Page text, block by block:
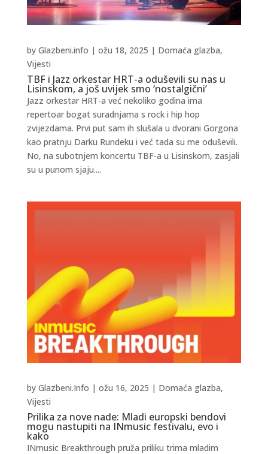
TBF i Jazz orkestar HRT-a oduševili su nas u
Lisinskom, a još uvijek smo ‘nostalgični’
by Glazbeni.info | ožu 18, 2025 | Domaća glazba,
Vijesti
Jazz orkestar HRT-a već nekoliko godina ima
repertoar bogat suradnjama s rock i hip hop
zvijezdama. Prvi put sam ih slušala u dvorani Gorgona
kao pratnju Darku Rundeku i već tada su me oduševili.
No, na subotnjem koncertu TBF-a u Lisinskom, zasjali
su u punom sjaju....
Prilika za nove nade: Mladi europski bendovi
mogu nastupiti na INmusic festivalu, evo i
kako
by Glazbeni.Info | ožu 16, 2025 | Domaća glazba,
Vijesti
INmusic Breakthrough pruža priliku trima mladim